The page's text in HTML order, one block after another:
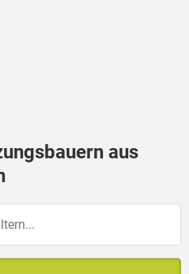
aus